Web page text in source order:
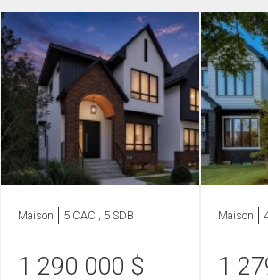
Maison 5 CAC , 5 SDB
1 290 000 $
Maison
1